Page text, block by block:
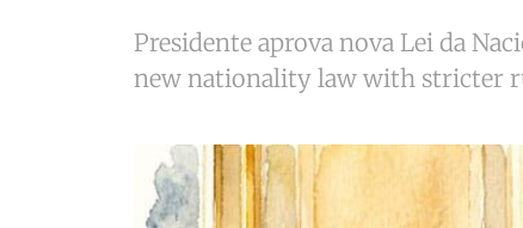
Presidente aprova nova Lei da
new nationality law with stricter